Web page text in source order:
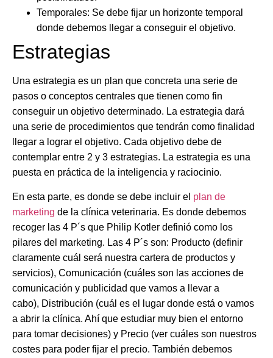
Temporales: Se debe fijar un horizonte temporal
donde debemos llegar a conseguir el objetivo.
Estrategias
Una estrategia es un plan que concreta una serie de
pasos o conceptos centrales que tienen como fin
conseguir un objetivo determinado. La estrategia dará
una serie de procedimientos que tendrán como finalidad
llegar a lograr el objetivo. Cada objetivo debe de
contemplar entre 2 y 3 estrategias. La estrategia es una
puesta en práctica de la inteligencia y raciocinio.
En esta parte, es donde se debe incluir el plan de
marketing de la clínica veterinaria. Es donde debemos
recoger las 4 P´s que Philip Kotler definió como los
pilares del marketing. Las 4 P´s son: Producto (definir
claramente cuál será nuestra cartera de productos y
servicios), Comunicación (cuáles son las acciones de
comunicación y publicidad que vamos a llevar a
cabo), Distribución (cuál es el lugar donde está o vamos
a abrir la clínica. Ahí que estudiar muy bien el entorno
para tomar decisiones) y Precio (ver cuáles son nuestros
costes para poder fijar el precio. También debemos